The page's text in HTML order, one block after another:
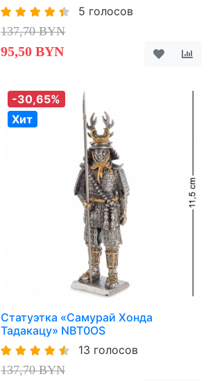
5 голосов
137,70 BYN
95,50 BYN
-30,65%
Хит
Статуэтка «Самурай Хонда
Тадакацу» NBT0OS
13 голосов
137,70 BYN